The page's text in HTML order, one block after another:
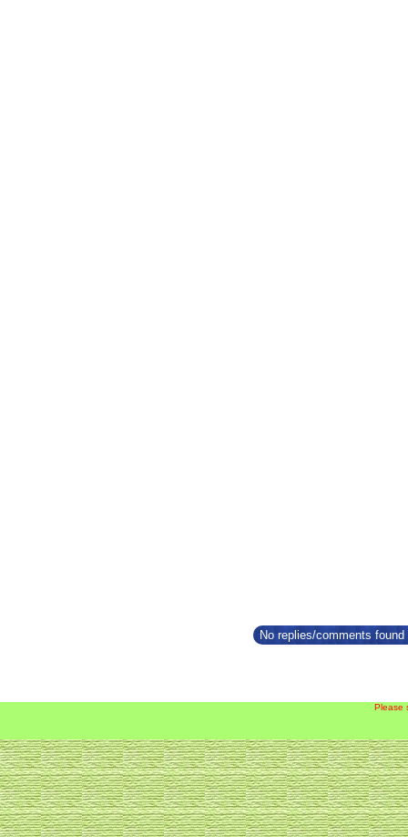
No replies/comments
Please